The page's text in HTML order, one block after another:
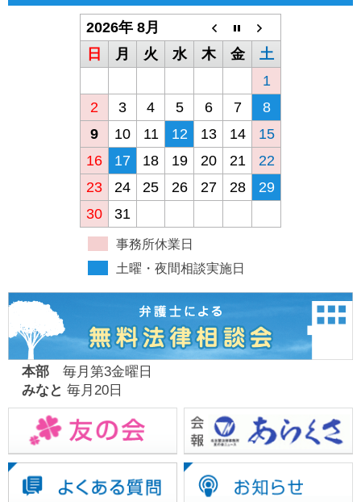
2026年 8月
日
月 火 水 木 金
土
1
2
3 4 5 6 7
8
9
10 11 12 13 14
15
16
17 18 19 20 21
22
23
24 25 26 27 28
29
30
31
事務所休業日
土曜・夜間相談実施日
本部毎月第3金曜日
みなと 毎月20日